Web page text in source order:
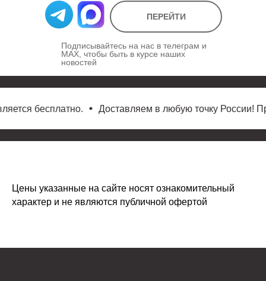
ПЕРЕЙТИ
Подписывайтесь на нас в телеграм и
MAX, чтобы быть в курсе наших
новостей
бесплатно. Доставляем в любую точку России!
Цены указанные на сайте носят ознакомительный
характер и не являются публичной офертой